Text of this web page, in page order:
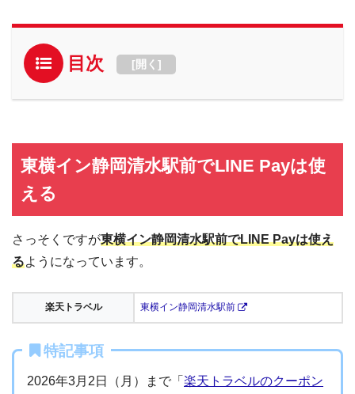
目次 [開く ]
東横イン静岡清水駅前でLINE Payは使
える
さっそくですが東横イン静岡清水駅前でLINE Payは使え
るようになっています。
楽天トラベル 東横イン静岡清水駅前
特記事項
2026年3月2日（月）まで「 楽天トラベルのクーポン